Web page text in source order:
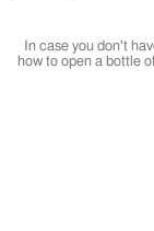
In case you don't
how to open a bottle